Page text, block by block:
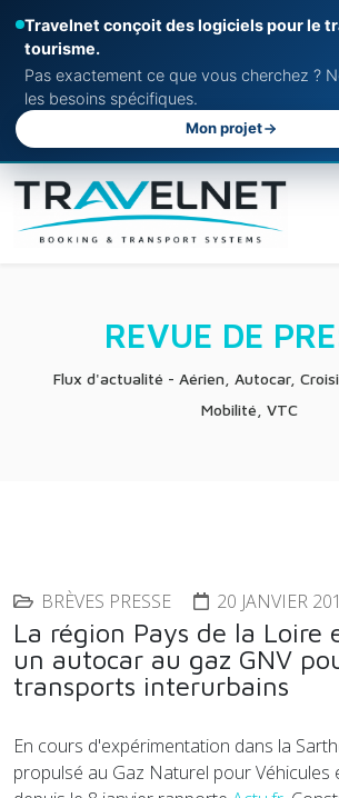
Travelnet conçoit des logiciels pour le
tourisme.
Pas exactement ce que vous cherchez ?
les besoins spécifiques.
Mon projet
REVUE DE
Flux d'actualité - Aérien, Autocar,
Mobilité, VTC
BRÈVES PRESSE 20 JANVIER
La région Pays de la Loire
un autocar au gaz GNV
transports interurbains
En cours d'expérimentation dans la
propulsé au Gaz Naturel pour Véhicules